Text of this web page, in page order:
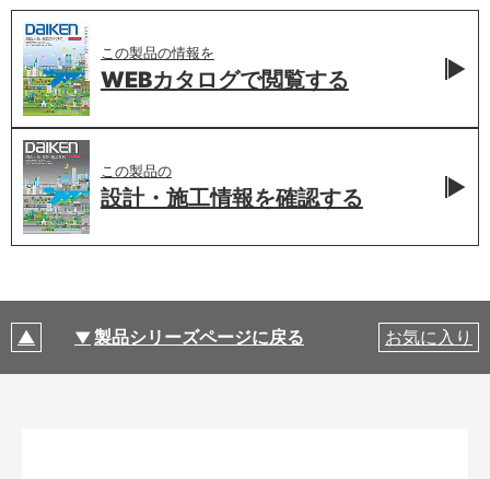
この製品の情報を
WEBカタログで閲覧する
この製品の
設計・施工情報を確認する
製品シリーズページに戻る お気に入り